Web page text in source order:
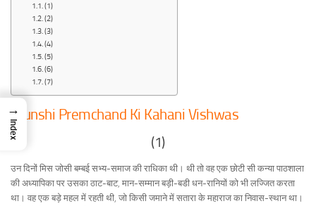
(1)
(2)
(3)
(4)
(5)
(6)
(7)
Munshi Premchand Ki Kahani Vishwas
(1)
उन दिनों मिस जोसी बम्बई सभ्य-समाज की राधिका थी। थी तो वह एक छोटी सी कन्या पाठशाला
की अध्यापिका पर उसका ठाट-बाट, मान-सम्मान बड़ी-बडी धन-रानियों को भी लज्जित करता
था। वह एक बड़े महल में रहती थी, जो किसी जमाने में सतारा के महाराज का निवास-स्थान था।
→
Index